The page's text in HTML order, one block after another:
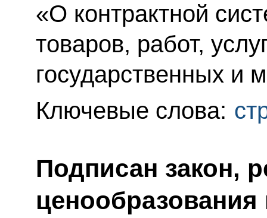
«О контрактной
товаров, работ,
государственных и
Ключевые слова:
Подписан закон,
ценообразования